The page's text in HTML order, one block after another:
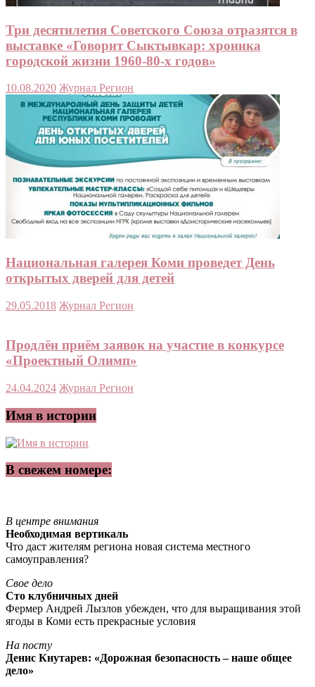
Три десятилетия Советского Союза отразятся в
выставке «Говорит Сыктывкар: хроника
городской жизни 1960-80-х годов»
10.08.2020 Журнал Регион
Национальная галерея Коми проведет День
открытых дверей для детей
29.05.2018 Журнал Регион
Продлён приём заявок на участие в конкурсе
«Проектный Олимп»
24.04.2024 Журнал Регион
Имя в истории
В свежем номере:
В центре внимания
Необходимая вертикаль
Что даст жителям региона новая система местного
самоуправления?
Свое дело
Сто клубничных дней
Фермер Андрей Лызлов убежден, что для выращивания этой
ягоды в Коми есть прекрасные условия
На посту
Денис Кнутарев: «Дорожная безопасность – наше общее
дело»